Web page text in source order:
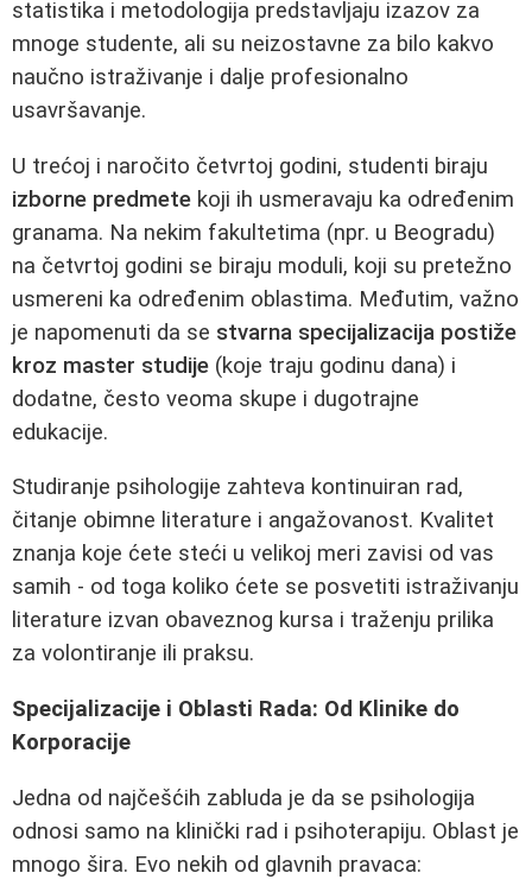
statistika i metodologija predstavljaju izazov za
mnoge studente, ali su neizostavne za bilo kakvo
naučno istraživanje i dalje profesionalno
usavršavanje.
U trećoj i naročito četvrtoj godini, studenti biraju
izborne predmete koji ih usmeravaju ka određenim
granama. Na nekim fakultetima (npr. u Beogradu)
na četvrtoj godini se biraju moduli, koji su pretežno
usmereni ka određenim oblastima. Međutim, važno
je napomenuti da se stvarna specijalizacija postiže
kroz master studije (koje traju godinu dana) i
dodatne, često veoma skupe i dugotrajne
edukacije.
Studiranje psihologije zahteva kontinuiran rad,
čitanje obimne literature i angažovanost. Kvalitet
znanja koje ćete steći u velikoj meri zavisi od vas
samih - od toga koliko ćete se posvetiti istraživanju
literature izvan obaveznog kursa i traženju prilika
za volontiranje ili praksu.
Specijalizacije i Oblasti Rada: Od Klinike do
Korporacije
Jedna od najčešćih zabluda je da se psihologija
odnosi samo na klinički rad i psihoterapiju. Oblast je
mnogo šira. Evo nekih od glavnih pravaca: